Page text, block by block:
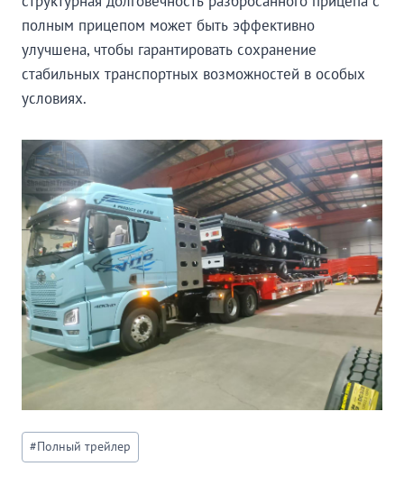
полным прицепом может быть эффективно
улучшена, чтобы гарантировать сохранение
стабильных транспортных возможностей в особых
условиях.
Post
Tags:
#Полный трейлер